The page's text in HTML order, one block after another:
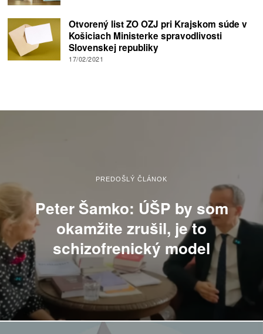
Otvorený list ZO OZJ pri Krajskom súde v
Košiciach Ministerke spravodlivosti
Slovenskej republiky
17/02/2021
PREDOŠLÝ ČLÁNOK
Peter Šamko: ÚŠP by som
okamžite zrušil, je to
schizofrenický model